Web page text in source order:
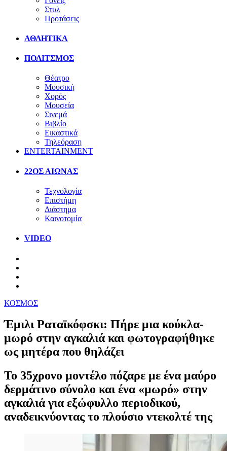
Στυλ
Προτάσεις
ΑΘΛΗΤΙΚΑ
ΠΟΛΙΤΣΜΟΣ
Θέατρο
Μουσική
Χορός
Μουσεία
Σινεμά
Βιβλίο
Εικαστικά
Τηλεόραση
ENTERTAINMENT
22ΟΣ ΑΙΩΝΑΣ
Τεχνολογία
Επιστήμη
Διάστημα
Καινοτομία
VIDEO
ΚΟΣΜΟΣ
Έμιλι Ραταϊκόφσκι: Πήρε μια κούκλα-
μωρό στην αγκαλιά και φωτογραφήθηκε
ως μητέρα που θηλάζει
Το 35χρονο μοντέλο πόζαρε με ένα μαύρο
δερμάτινο σύνολο και ένα «μωρό» στην
αγκαλιά για εξώφυλλο περιοδικού,
αναδεικνύοντας το πλούσιο ντεκολτέ της